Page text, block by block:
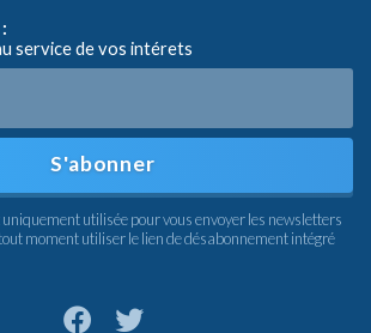
service de vos intérets
S'abonner
utilisée pour vous envoyer les newsletters
moment utiliser le lien de désabonnement intégré